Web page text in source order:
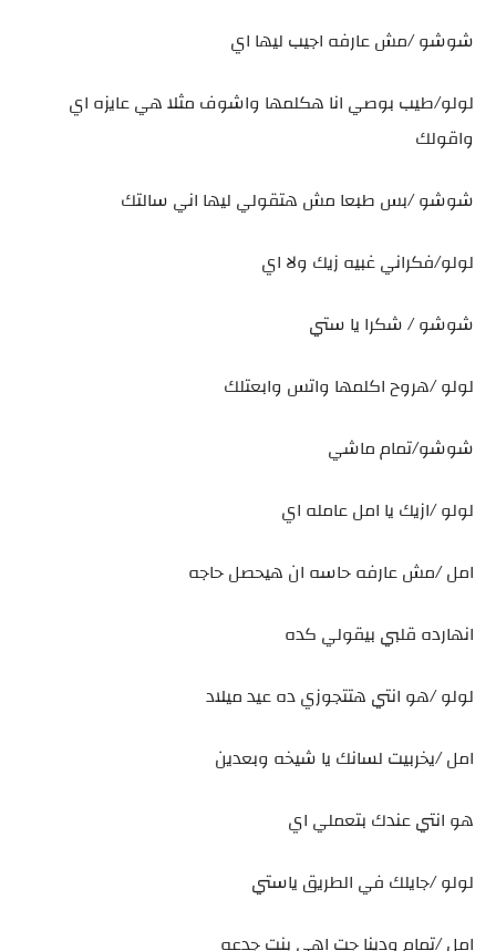
شوشو /مش عارفه اجيب ليها اي
لولو/طيب بوصي انا هكلمها واشوف مثلا هي عايزه اي
واقولك
شوشو /بس طبعا مش هتقولي ليها اني سالتك
لولو/فكراني غبيه زيك ولا اي
شوشو / شكرا يا ستي
لولو /هروح اكلمها واتس وابعتلك
شوشو/تمام ماشي
لولو /ازيك يا امل عامله اي
امل /مش عارفه حاسه ان هيحصل حاجه
انهارده قلبي بيقولي كده
لولو /هو انتي هتتجوزي ده عيد ميلاد
امل /يخربيت لسانك يا شيخه وبعدين
هو انتي عندك بتعملي اي
لولو /جايلك في الطريق ياستي
امل /تمام ودينا جت اهي بنت جدعه